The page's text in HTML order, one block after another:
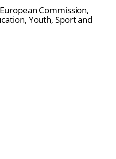
Commission,
Youth, Sport and